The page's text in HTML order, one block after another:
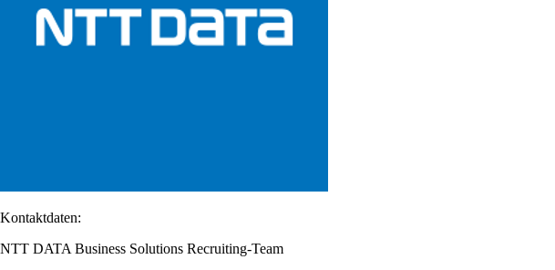
Kontaktdaten:
NTT DATA Business Solutions Recruiting-Team